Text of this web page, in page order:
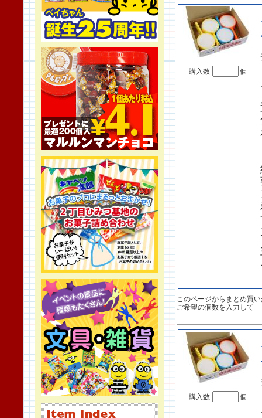
購入数 個
このページからまとめ買
ご希望の個数を入力して
購入数 個